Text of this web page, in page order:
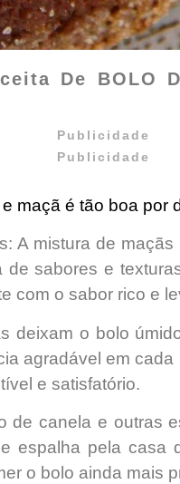
De BOLO
Publicidade
Publicidade
maçã é tão boa por
: A mistura de
de sabores e
com o sabor rico e
deixam o bolo
agradável em cada
e satisfatório.
de canela e outras
espalha pela casa
o bolo ainda mais